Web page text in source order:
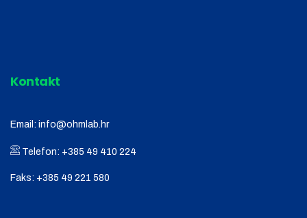
Kontakt
Email: info@ohmlab.hr
Telefon: +385 49 410 224
Faks: +385 49 221 580